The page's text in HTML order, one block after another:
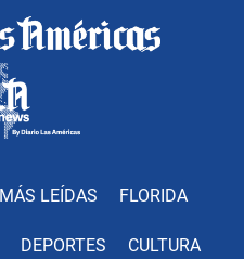
MÁS LEÍDAS FLORIDA
DEPORTES CULTURA